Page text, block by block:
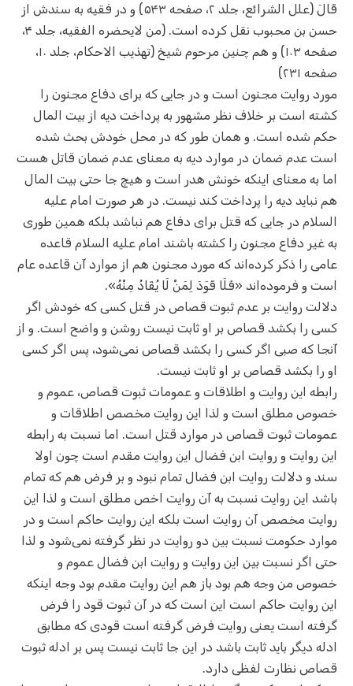
قَالَ (علل الشرائع، جلد ۲، صفحه ۵۴۳) و در فقیه به سندش از
حسن بن محبوب نقل کرده است. (من لایحضره الفقیه، جلد ۴،
صفحه ۱۰۳) و هم چنین مرحوم شیخ (تهذیب الاحکام، جلد ۱۰،
صفحه ۲۳۱)
مورد روایت مجنون است و در جایی که برای دفاع مجنون را
کشته است بر خلاف نظر مشهور به پرداخت دیه از بیت المال
حکم شده است. و همان طور که در محل خودش بحث شده
است عدم ضمان در موارد دیه به معنای عدم ضمان قاتل هست
اما به معنای اینکه خونش هدر است و هیچ جا حتی بیت المال
هم نباید دیه را پرداخت کند نیست. در هر صورت امام علیه
السلام در جایی که قتل برای دفاع هم نباشد بلکه همین طوری
به غیر دفاع مجنون را کشته باشند امام علیه السلام قاعده
عامی را ذکر کرده‌اند که مورد مجنون هم از موارد آن قاعده عام
است و فرموده‌اند «فَلَا قَوَدَ لِمَنْ لَا يُقَادُ مِنْهُ».
دلالت روایت بر عدم ثبوت قصاص در قتل کسی که خودش اگر
کسی را بکشد قصاص بر او ثابت نیست روشن و واضح است. و از
آنجا که صبی اگر کسی را بکشد قصاص نمی‌شود، پس اگر کسی
او را بکشد قصاص بر او ثابت نیست.
رابطه این روایت و اطلاقات و عمومات ثبوت قصاص، عموم و
خصوص مطلق است و لذا این روایت مخصص اطلاقات و
عمومات ثبوت قصاص در موارد قتل است. اما نسبت به رابطه
این روایت و روایت ابن فضال این روایت مقدم است چون اولا
سند و دلالت روایت ابن فضال تمام نبود و بر فرض هم که تمام
باشد این روایت نسبت به آن روایت اخص مطلق است و لذا این
روایت مخصص آن روایت است بلکه این روایت حاکم است و در
موارد حکومت نسبت بین دو روایت در نظر گرفته نمی‌شود و لذا
حتی اگر نسبت بین این روایت و روایت ابن فضال عموم و
خصوص من وجه هم بود باز هم این روایت مقدم بود وجه اینکه
این روایت حاکم است این است که در آن ثبوت قود را فرض
گرفته است یعنی روایت فرض گرفته است قودی که مطابق
ادله دیگر باید ثابت باشد در این جا ثابت نیست پس بر ادله ثبوت
قصاص نظارت لفظی دارد.